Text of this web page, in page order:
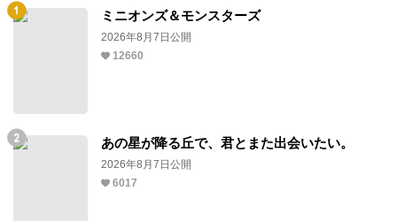
ミニオンズ＆モンスターズ
2026年8月7日公開
12660
あの星が降る丘で、君とまた出会いたい。
2026年8月7日公開
6017